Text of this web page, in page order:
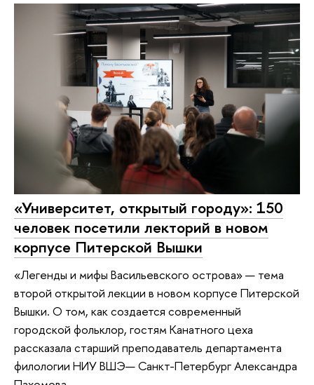
«Университет, открытый городу»: 150
человек посетили лекторий в новом
корпусе Питерской Вышки
«Легенды и мифы Васильевского острова» — тема
второй открытой лекции в новом корпусе Питерской
Вышки. О том, как создается современный
городской фольклор, гостям Канатного цеха
рассказала старший преподаватель департамента
филологии НИУ ВШЭ— Санкт-Петербург Александра